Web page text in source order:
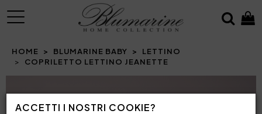
ACCETTI I NOSTRI COOKIE?
MENU
HOME BLUMARINE BABY
LETTINO
COPRILETTO LETTINO JEANETTE
Prev